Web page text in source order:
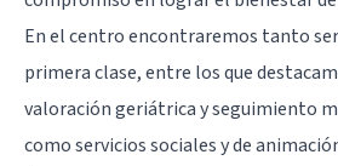
En el centro encontraremos tanto
primera clase, entre los que
valoración geriátrica y seguimiento
como servicios sociales y de